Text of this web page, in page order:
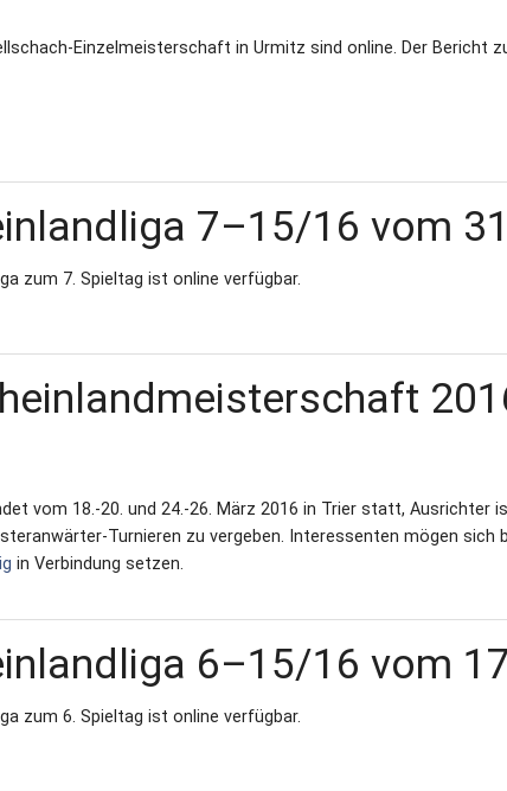
E.
Einzelmeisterschaft in Urmitz sind online. Der Bericht
7–15/16 vom
zum 7. Spieltag ist online verfügbar.
vom 18.‐20. und 24.‐26. März 2016 in Trier statt, Ausrichter
zu vergeben. Interessenten mögen
in Verbindung setzen.
6–15/16 vom
zum 6. Spieltag ist online verfügbar.